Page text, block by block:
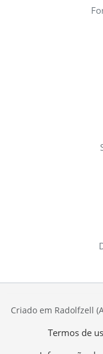
Criado em Radolfzell
Termos de